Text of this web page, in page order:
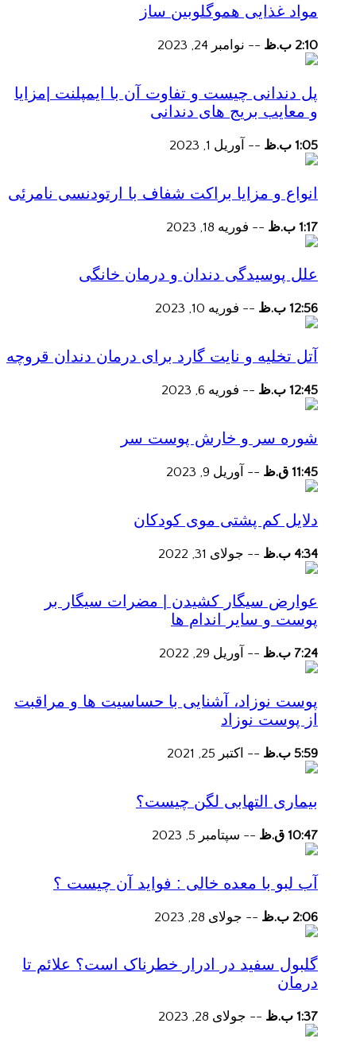
مواد غذایی هموگلوبین ساز
2:10 ب.ظ -- نوامبر 24, 2023
پل دندانی چیست و تفاوت آن با ایمپلنت |مزایا
و معایب بریج های دندانی
1:05 ب.ظ -- آوریل 1, 2023
انواع و مزایا براکت شفاف با ارتودنسی نامرئی
1:17 ب.ظ -- فوریه 18, 2023
علل پوسیدگی دندان و درمان خانگی
12:56 ب.ظ -- فوریه 10, 2023
آتل تخلیه و نایت گارد برای درمان دندان قروچه
12:45 ب.ظ -- فوریه 6, 2023
شوره سر و خارش پوست سر
11:45 ق.ظ -- آوریل 9, 2023
دلایل کم پشتی موی کودکان
4:34 ب.ظ -- جولای 31, 2022
عوارض سیگار کشیدن | مضرات سیگار بر
پوست و سایر اندام ها
7:24 ب.ظ -- آوریل 29, 2022
پوست نوزاد، آشنایی با حساسیت ها و مراقبت
از پوست نوزاد
5:59 ب.ظ -- اکتبر 25, 2021
بیماری التهابی لگن چیست؟
10:47 ق.ظ -- سپتامبر 5, 2023
آب لبو با معده خالی : فواید آن چیست ؟
2:06 ب.ظ -- جولای 28, 2023
گلبول سفید در ادرار خطرناک است؟ علائم تا
درمان
1:37 ب.ظ -- جولای 28, 2023